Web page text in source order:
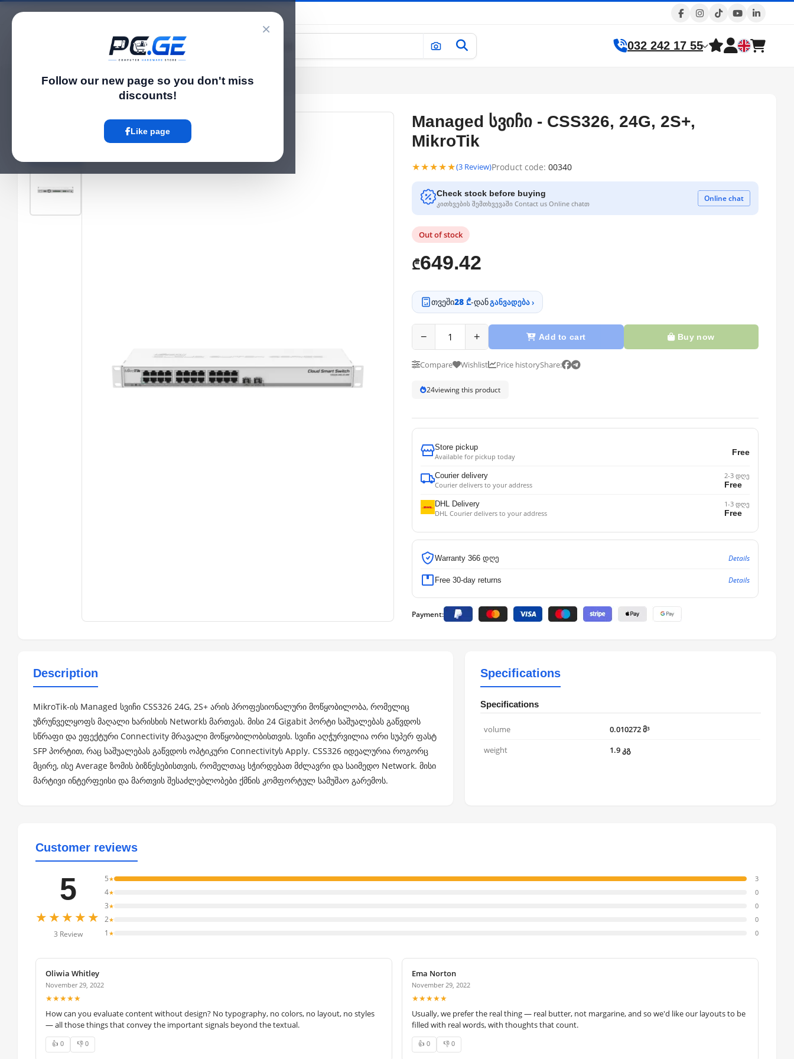
×
Follow our new page so you don't miss
discounts!
Like page
Catalog 032 242 17 55
Network Switch›Managed სვიჩი - CSS326, 24G, 2S+, MikroTik
Hot
Managed სვიჩი - CSS326, 24G, 2S+,
MikroTik
★★★★★(3 Review)Product code: 00340
Check stock before buying
კითხვების შემთხვევაში Contact us Online chatთ
Online chat
Out of stock
₾649.42
თვეში28 ₾-დანგანვადება ›
− + Add to cart Buy now
Compare Wishlist Price historyShare:
24viewing this product
Store pickup
Available for pickup today
Free
Courier delivery
Courier delivers to your address
2-3 დღე
Free
DHL Delivery
DHL Courier delivers to your address
1-3 დღე
Free
Warranty 366 დღე Details
Free 30-day returns Details
Payment:
Description
MikroTik-ის Managed სვიჩი CSS326 24G, 2S+ არის პროფესიონალური მოწყობილობა, რომელიც
უზრუნველყოფს მაღალი ხარისხის Networkს მართვას. მისი 24 Gigabit პორტი საშუალებას გაწვდოს
სწრაფი და ეფექტური Connectivity მრავალი მოწყობილობისთვის. სვიჩი აღჭურვილია ორი სუპერ ფასტ
SFP პორტით, რაც საშუალებას გაწვდოს ოპტიკური Connectivityს Apply. CSS326 იდეალურია როგორც
მცირე, ისე Average ზომის ბიზნესებისთვის, რომელთაც სჭირდებათ მძლავრი და საიმედო Network. მისი
მარტივი ინტერფეისი და მართვის შესაძლებლობები ქმნის კომფორტულ სამუშაო გარემოს.
Specifications
Specifications
volume
0.010272 მ³
weight
1.9 კგ
Customer reviews
5
★★★★★
3 Review
5★ 3
4★ 0
3★ 0
2★ 0
1 ★ 0
Oliwia Whitley
November 29, 2022
★★★★★
How can you evaluate content without design? No typography, no colors, no layout, no styles
— all those things that convey the important signals beyond the textual.
👍 0 👎 0
Ema Norton
November 29, 2022
★★★★★
Usually, we prefer the real thing — real butter, not margarine, and so we'd like our layouts to be
filled with real words, with thoughts that count.
👍 0 👎 0